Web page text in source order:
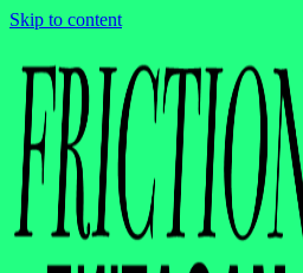
Skip to content